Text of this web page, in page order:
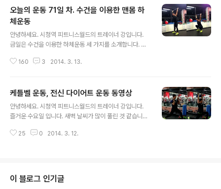
오늘의 운동 71일 차. 수건을 이용한 맨몸 하
체운동
안녕하세요. 시청역 피트니스월드의 트레이너 강입니다.
금일은 수건을 이용한 하체운동 세 가지를 소개합니다. 세
^그럼 오늘도 파이팅입니다! 오늘의 운동 71일 차. 수건을
는 어깨 너비로 벌리고 엉덩이 중심을 뒤로 보내며 천천히
깊에 앉는다. 앉을 때 상체 중심은 조금 앞으로 향하게 하고
가슴을 펴 위팔(상완)이 귀 보다 뒤로 향하게 한다. 12회 반
에 수건의 끝을 잡고 팔을 뻗어 가슴 앞에 둔다. 다리는 넓
160 3 2014. 3. 13.
케틀벨 운동, 전신 다이어트 운동 동영상
안녕하세요. 시청역 피트니스월드의 트레이너 강입니다.
즐거운 수요일 입니다. 새벽 날씨가 많이 풀린 것 같습니다.
이용한 전신 다이어트 운동 세 가지를 소개합니다. 상, 하체
글 쓰는데 큰 힘이됩니다^^ 오늘의 운동 70일 차. 케틀벨
운동, 전신 다이어트 운동 세 가지전신운동 하나. 운동 설
25 0 2014. 3. 12.
이 블로그 인기글